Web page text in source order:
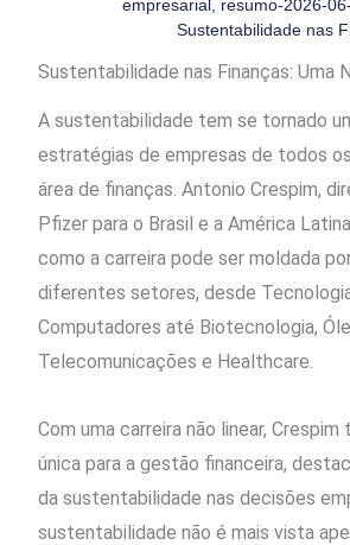
empresarial, resumo-2026-
Sustentabilidade nas
Sustentabilidade nas Finanças: Uma
A sustentabilidade tem se tornado
estratégias de empresas de todos
área de finanças. Antonio Crespim,
Pfizer para o Brasil e a América
como a carreira pode ser moldada
diferentes setores, desde
Computadores até Biotecnologia,
Telecomunicações e Healthcare.
Com uma carreira não linear,
única para a gestão financeira,
da sustentabilidade nas decisões
sustentabilidade não é mais vista